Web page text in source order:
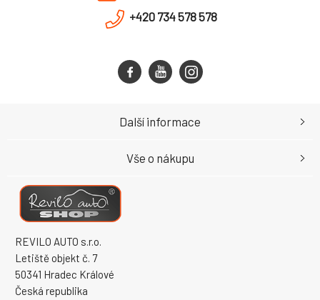
+420 734 578 578
REVILO AUTO s.r.o.
Letiště objekt č. 7
50341 Hradec Králové
Česká republika
Další informace
Vše o nákupu